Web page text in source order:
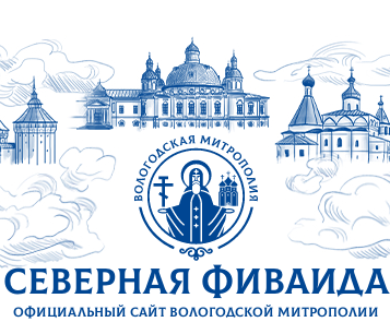
Северная Фиваида
Официальный сайт Вологодской митрополии